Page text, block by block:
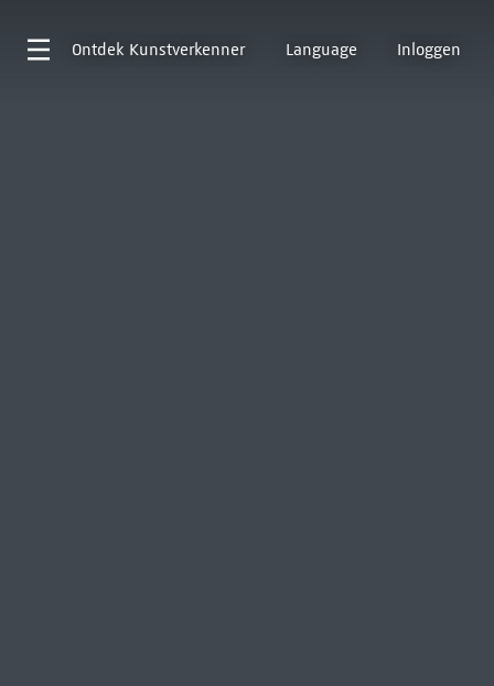
Ontdek Kunstverkenner Language Inloggen